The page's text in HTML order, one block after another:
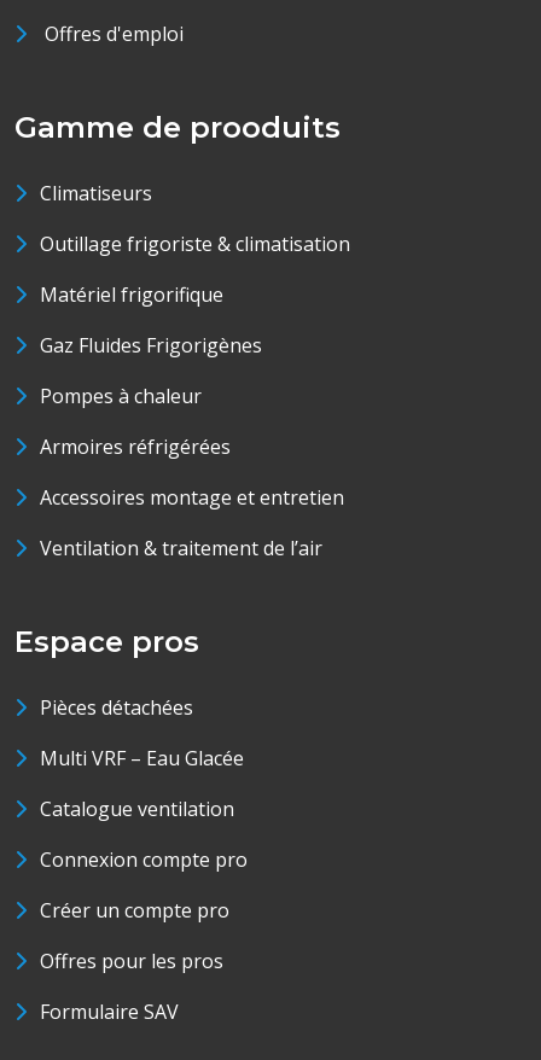
Offres d'emploi
Gamme de prooduits
Climatiseurs
Outillage frigoriste & climatisation
Matériel frigorifique
Gaz Fluides Frigorigènes
Pompes à chaleur
Armoires réfrigérées
Accessoires montage et entretien
Ventilation & traitement de l’air
Espace pros
Pièces détachées
Multi VRF – Eau Glacée
Catalogue ventilation
Connexion compte pro
Créer un compte pro
Offres pour les pros
Formulaire SAV